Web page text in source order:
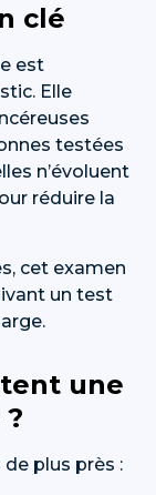
clé
est
Elle
testées
n’évoluent
réduire la
cet examen
un test
une
plus près :